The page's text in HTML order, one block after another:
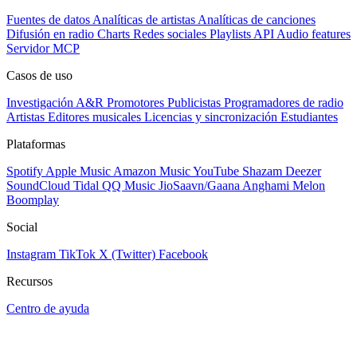
Fuentes de datos Analíticas de artistas Analíticas de canciones
Difusión en radio Charts Redes sociales Playlists API Audio features
Servidor MCP
Casos de uso
Investigación A&R Promotores Publicistas Programadores de radio
Artistas Editores musicales Licencias y sincronización Estudiantes
Plataformas
Spotify Apple Music Amazon MusicYouTube Shazam Deezer
SoundCloud Tidal QQ Music JioSaavn/Gaana Anghami Melon
Boomplay
Social
Instagram TikTok X (Twitter) Facebook
Recursos
Centro de ayuda